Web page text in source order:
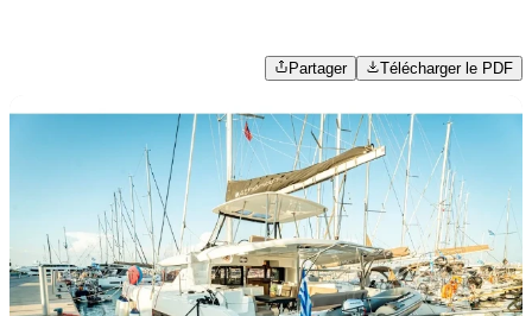
Partager Télécharger le PDF